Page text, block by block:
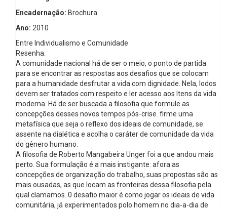
Encadernação: Brochura
Ano: 2010
Entre Individualismo e Comunidade
Resenha:
A comunidade nacional há de ser o meio, o ponto de partida
para se encontrar as respostas aos desafios que se colocam
para a humanidade desfrutar a vida com dignidade. Nela, lodos
devem ser tratados com respeito e ler acesso aos Itens da vida
moderna. Há de ser buscada a filosofia que formule as
concepções desses novos tempos pós-crise. firme uma
metafísica que seja o reflexo dos ideais de comunidade, se
assente na dialética e acolha o caráter de comunidade da vida
do gênero humano.
A filosofia de Roberto Mangabeira Unger foi a que andou mais
perto. Sua formulação é a mais instigante: afora as
concepções de organização do trabalho, suas propostas são as
mais ousadas, as que locam as fronteiras dessa filosofia pela
qual clamamos. 0 desafio maior é como jogar os ideais de vida
comunitária, já experimentados polo homem no dia-a-dia de